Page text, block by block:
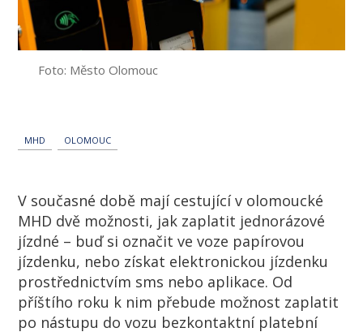
Foto: Město Olomouc
MHD OLOMOUC
V současné době mají cestující v olomoucké
MHD dvě možnosti, jak zaplatit jednorázové
jízdné – buď si označit ve voze papírovou
jízdenku, nebo získat elektronickou jízdenku
prostřednictvím sms nebo aplikace. Od
příštího roku k nim přebude možnost zaplatit
po nástupu do vozu bezkontaktní platební